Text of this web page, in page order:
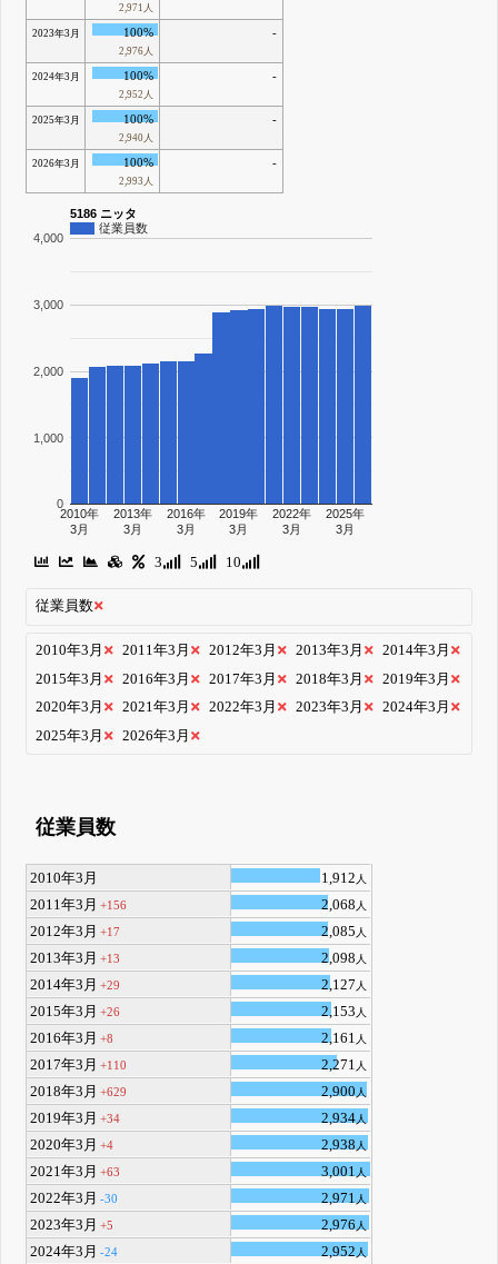
2,971人
2023年3月 100%
2,976人
-
2024年3月 100%
2,952人
-
2025年3月 100%
2,940人
-
2026年3月 100%
2,993人
-
5186 ニッタ
従業員数
2010年
3月
2013年
3月
2016年
3月
2019年
3月
2022年
3月
2025年
3月
0
1,000
2,000
3,000
4,000
3 5 10
従業員数
2010年3月 2011年3月 2012年3月 2013年3月
2014年3月
2015年3月
2016年3月 2017年3月 2018年3月
2019年3月
2020年3月
2021年3月 2022年3月 2023年3月
2024年3月
2025年3月
2026年3月
従業員数
2010年3月 1,912 人
2011年3月 +156 2,068 人
2012年3月 +17 2,085 人
2013年3月 +13 2,098 人
2014年3月 +29 2,127 人
2015年3月 +26 2,153 人
2016年3月 +8 2,161 人
2017年3月 +110 2,271 人
2018年3月 +629 2,900 人
2019年3月 +34 2,934人
2020年3月 +4 2,938 人
2021年3月 +63 3,001 人
2022年3月 -30 2,971 人
2023年3月 +5 2,976 人
2024年3月 -24 2,952 人